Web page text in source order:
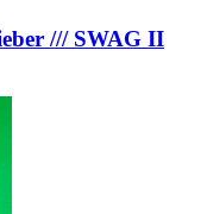
/// SWAG II